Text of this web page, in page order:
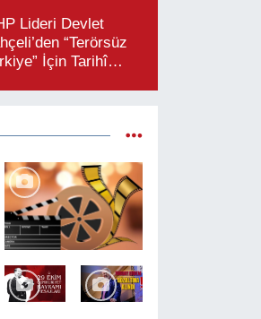
Lideri Devlet
“Terörsüz
İçin Tarihî